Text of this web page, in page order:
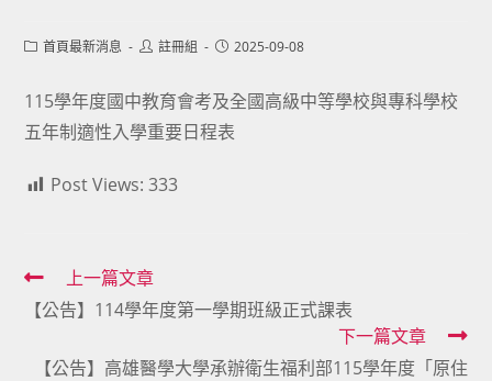
Post首頁最新消息
Post註冊組
Post2025-09-08
115學年度國中教育會考及全國高級中等學校與專科學校
五年制適性入學重要日程表
Post Views: 333
Read
more
articles
上一篇文章
【公告】114學年度第一學期班級正式課表
下一篇文章
【公告】高雄醫學大學承辦衛生福利部115學年度「原住